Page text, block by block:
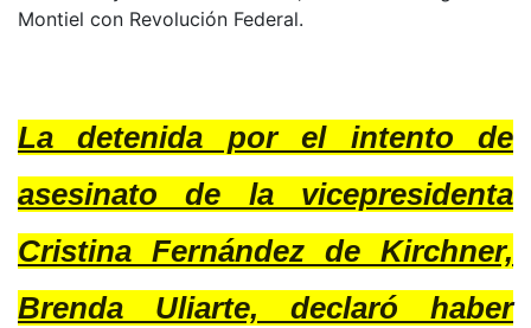
Montiel con Revolución Federal.
La detenida por el intento de
asesinato de la vicepresidenta
Cristina Fernández de Kirchner,
Brenda Uliarte, declaró haber